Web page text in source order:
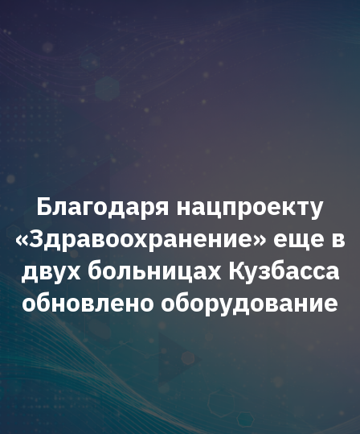
Благодаря нацпроекту
«Здравоохранение» еще в
двух больницах Кузбасса
обновлено оборудование